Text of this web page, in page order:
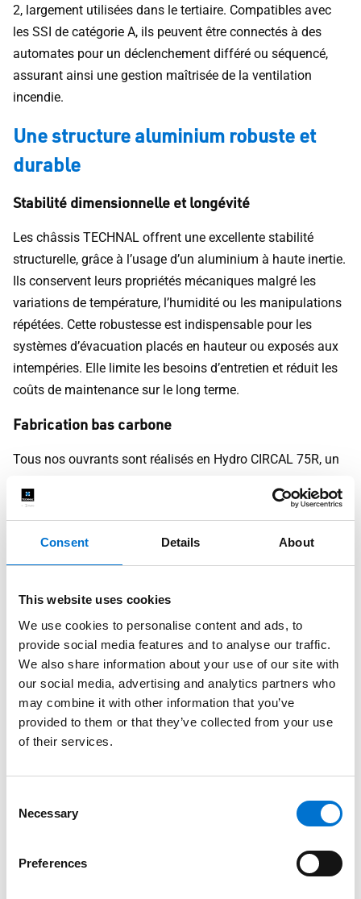
Consent Details About
This website uses cookies
We use cookies to personalise content and ads, to
provide social media features and to analyse our traffic.
We also share information about your use of our site with
our social media, advertising and analytics partners who
may combine it with other information that you’ve
provided to them or that they’ve collected from your use
of their services.
Selection
Necessary
Preferences
2, largement utilisées dans le tertiaire. Compatibles avec
les SSI de catégorie A, ils peuvent être connectés à des
automates pour un déclenchement différé ou séquencé,
assurant ainsi une gestion maîtrisée de la ventilation
incendie.
Une structure aluminium robuste et
durable
Stabilité dimensionnelle et longévité
Les châssis TECHNAL offrent une excellente stabilité
structurelle, grâce à l’usage d’un aluminium à haute inertie.
Ils conservent leurs propriétés mécaniques malgré les
variations de température, l’humidité ou les manipulations
répétées. Cette robustesse est indispensable pour les
systèmes d’évacuation placés en hauteur ou exposés aux
intempéries. Elle limite les besoins d’entretien et réduit les
coûts de maintenance sur le long terme.
Fabrication bas carbone
Tous nos ouvrants sont réalisés en Hydro CIRCAL 75R, un
menuiseries ou façades. Ce matériau présente de bonnes
performances mécaniques et une empreinte carbone
réduite. Les ouvrants TECHNAL s’intègrent dans des
projets RE2020, HQE, BREEAM ou LEED, pour une
Une mise en œuvre professionnelle et
conforme
Pose par le Réseau des Aluminiers Agréés
TECHNAL
de notre Réseau des Aluminiers Agréés TECHNAL. Ces
d’évacuation et garantissent une pose conforme aux DTU
documentation complète est fournie pour faciliter la